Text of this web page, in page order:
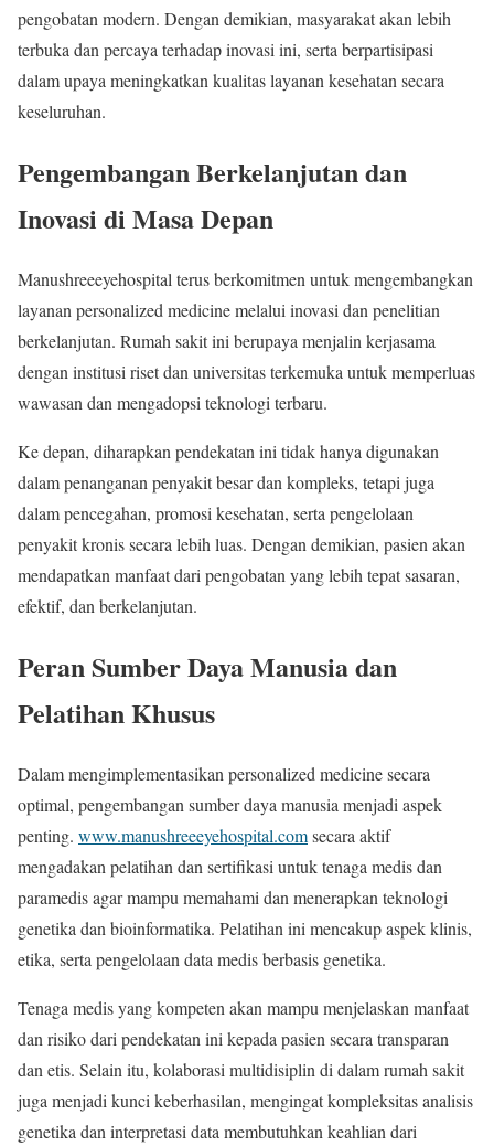
pengobatan modern. Dengan demikian, masyarakat akan lebih
terbuka dan percaya terhadap inovasi ini, serta berpartisipasi
dalam upaya meningkatkan kualitas layanan kesehatan secara
keseluruhan.
Pengembangan Berkelanjutan dan
Inovasi di Masa Depan
Manushreeeyehospital terus berkomitmen untuk mengembangkan
layanan personalized medicine melalui inovasi dan penelitian
berkelanjutan. Rumah sakit ini berupaya menjalin kerjasama
dengan institusi riset dan universitas terkemuka untuk memperluas
wawasan dan mengadopsi teknologi terbaru.
Ke depan, diharapkan pendekatan ini tidak hanya digunakan
dalam penanganan penyakit besar dan kompleks, tetapi juga
dalam pencegahan, promosi kesehatan, serta pengelolaan
penyakit kronis secara lebih luas. Dengan demikian, pasien akan
mendapatkan manfaat dari pengobatan yang lebih tepat sasaran,
efektif, dan berkelanjutan.
Peran Sumber Daya Manusia dan
Pelatihan Khusus
Dalam mengimplementasikan personalized medicine secara
optimal, pengembangan sumber daya manusia menjadi aspek
penting. www.manushreeeyehospital.comsecara aktif
mengadakan pelatihan dan sertifikasi untuk tenaga medis dan
paramedis agar mampu memahami dan menerapkan teknologi
genetika dan bioinformatika. Pelatihan ini mencakup aspek klinis,
etika, serta pengelolaan data medis berbasis genetika.
Tenaga medis yang kompeten akan mampu menjelaskan manfaat
dan risiko dari pendekatan ini kepada pasien secara transparan
dan etis. Selain itu, kolaborasi multidisiplin di dalam rumah sakit
juga menjadi kunci keberhasilan, mengingat kompleksitas analisis
genetika dan interpretasi data membutuhkan keahlian dari